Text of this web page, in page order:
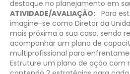
destaque no planejamento em
ATIVIDADE/AVALIAÇÃO: Para
imagine-se como Diretor da
mais próxima a sua casa, sendo
acompanhar um plano de
multiprofissional para
Estruture um plano de ação com